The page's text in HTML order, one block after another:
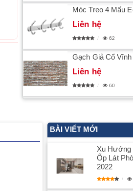
Móc Treo 4 Mấu
Liên hệ
62
Gạch Giả Cổ
Liên hệ
60
BÀI VIẾT MỚI
​Xu Hướng
Ốp Lát
2022